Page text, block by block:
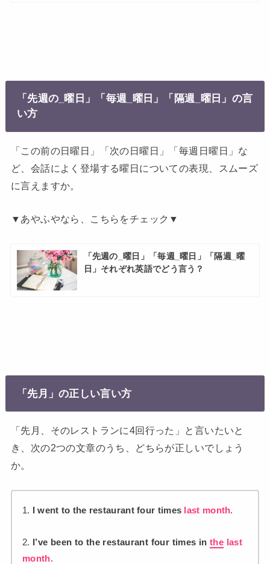
「先週の_曜日」「毎週_曜日」「隔週_曜日」の言
い方
「この前の日曜日」「次の日曜日」「毎週日曜日」な
ど、会話によく登場する曜日についての表現、スムーズ
に言えますか。
▼あやふやなら、こちらをチェック▼
「先週の_曜日」「毎週_曜日」「隔週_曜
日」それぞれ英語でどう言う？
「先月」の正しい言い方
「先月、そのレストランに4回行った」と言いたいと
き、次の2つの文章のうち、どちらが正しいでしょう
か。
1. I went to the restaurant four times last month.
2. I’ve been to the restaurant four times in the last
month.